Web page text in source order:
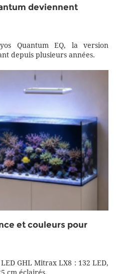
deviennent
Quantum EQ, la version
depuis plusieurs années.
et couleurs pour
GHL Mitrax LX8 : 132 LED,